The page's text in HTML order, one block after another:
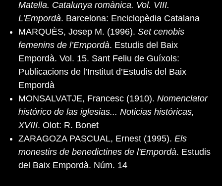
Matella. Catalunya romànica. Vol. VIII.
L’Empordà. Barcelona: Enciclopèdia Catalana
MARQUÈS, Josep M. (1996). Set cenobis
femenins de l’Empordà. Estudis del Baix
Empordà. Vol. 15. Sant Feliu de Guíxols:
Publicacions de l’Institut d’Estudis del Baix
Empordà
MONSALVATJE, Francesc (1910). Nomenclator
histórico de las iglesias... Noticias históricas,
XVIII. Olot: R. Bonet
ZARAGOZA PASCUAL, Ernest (1995). Els
monestirs de benedictines de l'Empordà. Estudis
del Baix Empordà. Núm. 14